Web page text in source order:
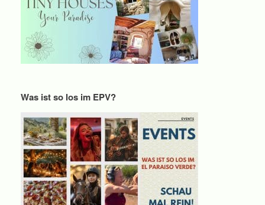
Was ist so los im EPV?